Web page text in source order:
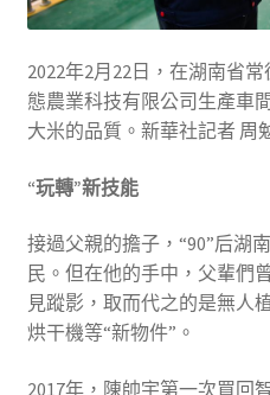
2022年2月22日，在湖南省
態農業科技有限公司生產車
大米的品質。新華社記者 周
“玩轉”新技能
接過父親的擔子，“90”后湖
民。但在他的手中，父輩們
見蹤影，取而代之的是無人
烘干機等“新物件”。
2017年，陳帥宇第一次買回